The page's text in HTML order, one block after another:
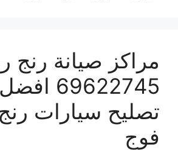
مراكز صيانة رنج
تصليح سيارات
فوج